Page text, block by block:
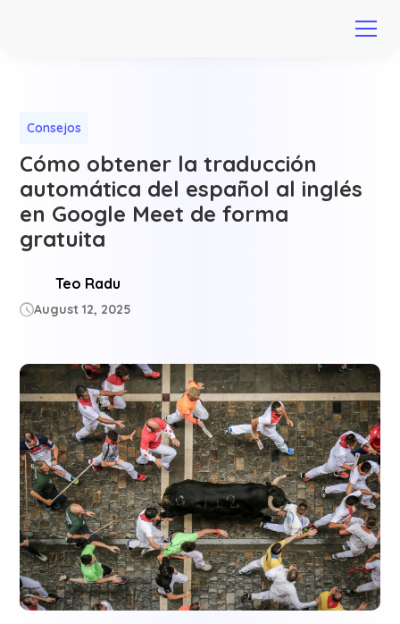
Consejos
Cómo obtener la traducción
automática del español al inglés
en Google Meet de forma
gratuita
Teo Radu
August 12, 2025